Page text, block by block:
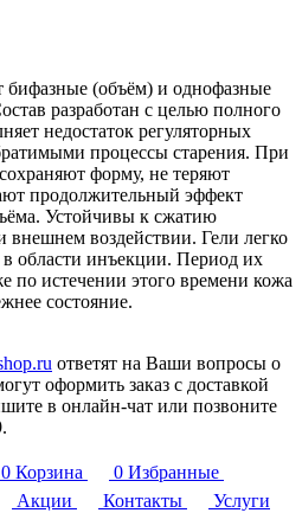
(объём) и однофазные
разработан с целью полного
недостаток регуляторных
процессы старения. При
форму, не теряют
продолжительный эффект
Устойчивы к сжатию
воздействии. Гели легко
области инъекции. Период их
по истечении этого времени кожа
состояние.
ответят на Ваши вопросы о
оформить заказ с доставкой
в онлайн-чат или позвоните
.
0 Корзина 0 Избранные
Акции Контакты
Услуги